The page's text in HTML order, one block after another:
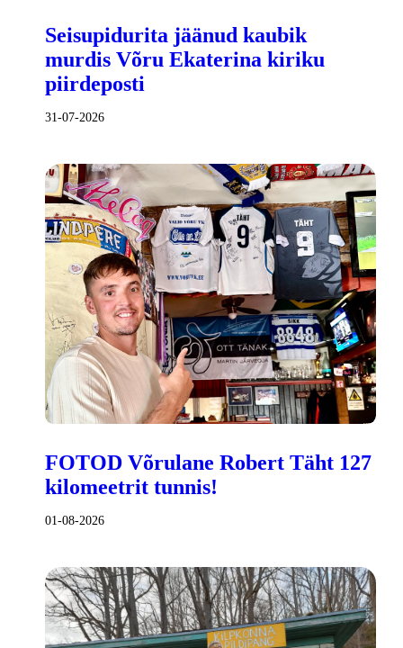
Seisupidurita jäänud kaubik
murdis Võru Ekaterina kiriku
piirdeposti
31-07-2026
FOTOD Võrulane Robert Täht 127
kilomeetrit tunnis!
01-08-2026